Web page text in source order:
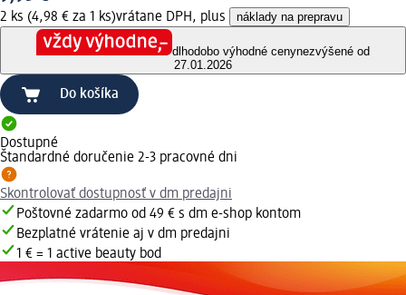
2 ks (4,98 € za 1 ks)vrátane DPH, plus náklady na prepravu
dlhodobo výhodné cenynezvýšené od
27.01.2026
Do košíka
Dostupné
Štandardné doručenie 2-3 pracovné dni
Skontrolovať dostupnosť v dm predajni
Poštovné zadarmo od 49 € s dm e-shop kontom
Bezplatné vrátenie aj v dm predajni
1 € = 1 active beauty bod